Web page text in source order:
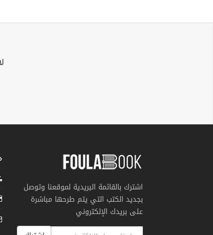
اشترك بالقائمة البريدية لموقعنا وتوصل
بجديد الكتب التي يتم طرحها مباشرة
على بريدك الإلكتروني